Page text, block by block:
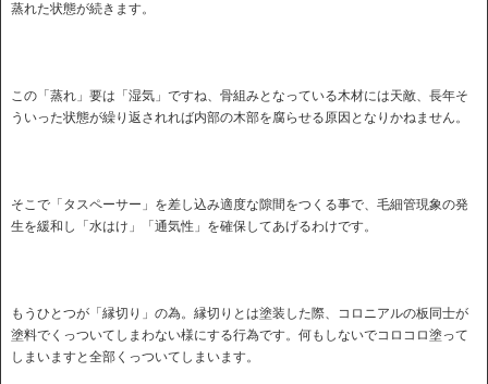
蒸れた状態が続きます。
この「蒸れ」要は「湿気」ですね、骨組みとなっている木材には天敵、長年そ
ういった状態が繰り返されれば内部の木部を腐らせる原因となりかねません。
そこで「タスペーサー」を差し込み適度な隙間をつくる事で、毛細管現象の発
生を緩和し「水はけ」「通気性」を確保してあげるわけです。
もうひとつが「縁切り」の為。縁切りとは塗装した際、コロニアルの板同士が
塗料でくっついてしまわない様にする行為です。何もしないでコロコロ塗って
しまいますと全部くっついてしまいます。